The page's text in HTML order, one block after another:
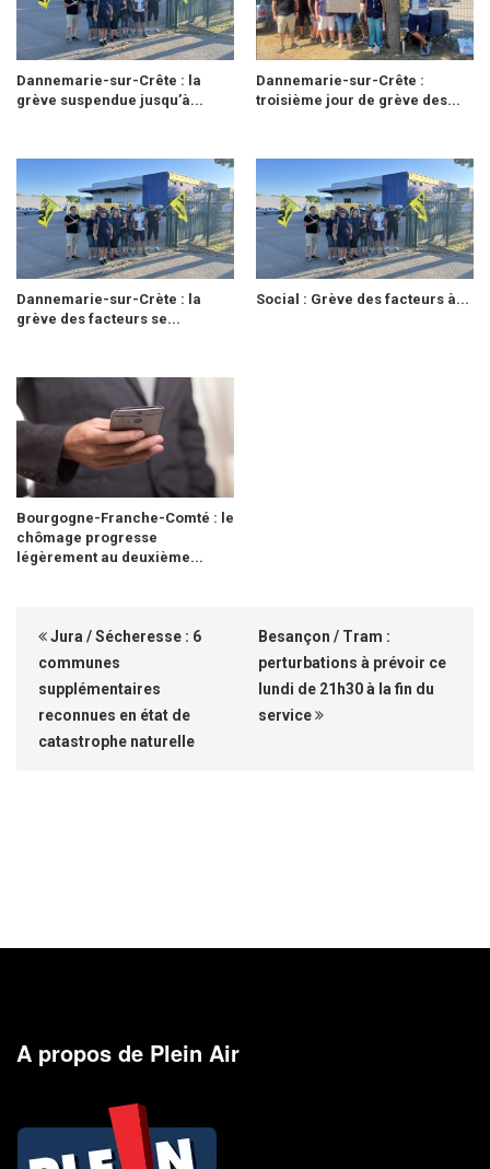
Dannemarie-sur-Crête : la
grève suspendue jusqu’à...
Dannemarie-sur-Crête :
troisième jour de grève des...
Dannemarie-sur-Crète : la
grève des facteurs se...
Social : Grève des facteurs à...
Bourgogne-Franche-Comté : le
chômage progresse
légèrement au deuxième...
Jura / Sécheresse : 6
communes
supplémentaires
reconnues en état de
catastrophe naturelle
Besançon / Tram :
perturbations à prévoir ce
lundi de 21h30 à la fin du
service
A propos de Plein Air